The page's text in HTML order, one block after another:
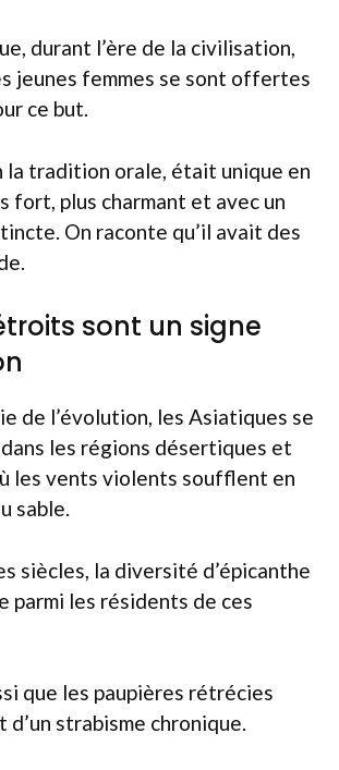
durant l’ère de la civilisation,
jeunes femmes se sont offertes
ce but.
la tradition orale, était unique en
fort, plus charmant et avec un
On raconte qu’il avait des
sont un signe
de l’évolution, les Asiatiques se
les régions désertiques et
les vents violents soufflent en
sable.
siècles, la diversité d’épicanthe
parmi les résidents de ces
que les paupières rétrécies
strabisme chronique.